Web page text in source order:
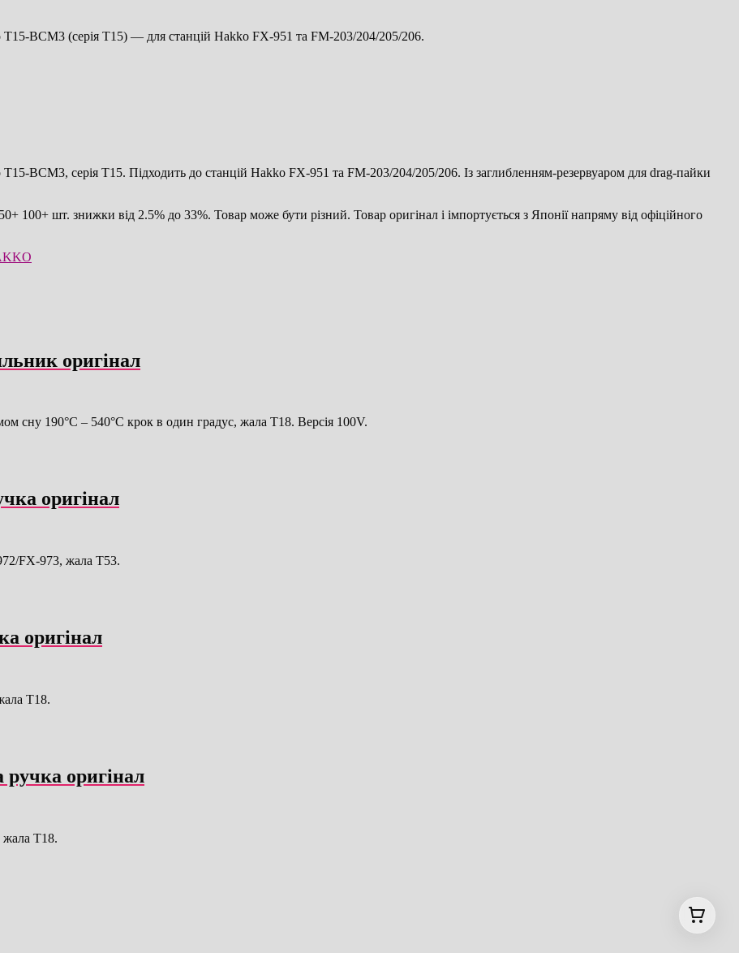
T15-BCM3 (серія T15) — для станцій Hakko FX-951 та FM-203/204/205/206.
BCM3, серія T15. Підходить до станцій Hakko FX-951 та FM-203/204/205/206. Із заглибленням-резервуаром для drag-пайки
100+ шт. знижки від 2.5% до 33%. Товар може бути різний. Товар оригінал і імпортується з Японії напряму від офіційного
оригінал
сну 190°C – 540°C крок в один градус, жала T18. Версія 100V.
оригінал
FX-973, жала T53.
оригінал
T18.
оригінал
T18.